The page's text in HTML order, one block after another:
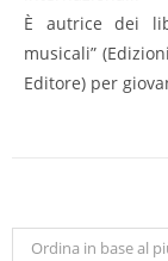
È autrice dei
musicali”
Editore) per
Ordina in base al